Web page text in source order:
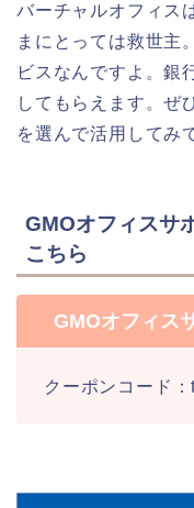
バーチャルオフィス
まにとっては救世主
ビスなんですよ。銀
してもらえます。ぜ
を選んで活用してみ
GMOオフィスサ
こちら
GMOオフィス
クーポンコード